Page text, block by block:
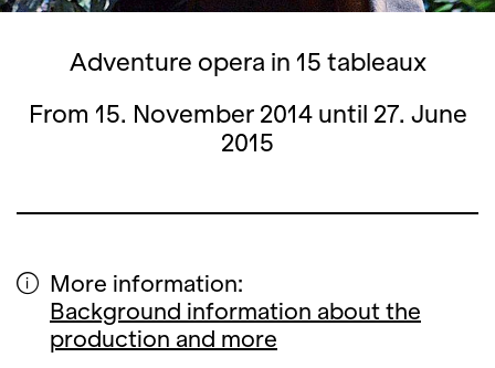
Adventure opera in 15 tableaux
From 15. November 2014 until 27. June
2015
More information:
Background information about the
production and more